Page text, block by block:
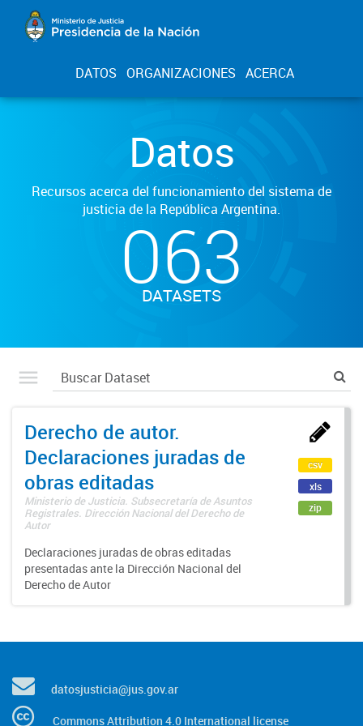
DATOS ORGANIZACIONES ACERCA
Datos
Recursos acerca del funcionamiento del sistema de
justicia de la República Argentina.
063
DATASETS
Derecho de autor.
Declaraciones juradas de
obras editadas
Ministerio de Justicia. Subsecretaría de Asuntos
Registrales. Dirección Nacional del Derecho de
Autor
Declaraciones juradas de obras editadas
presentadas ante la Dirección Nacional del
Derecho de Autor
csv
xls
zip
datosjusticia@jus.gov.ar
Commons Attribution 4.0 International license